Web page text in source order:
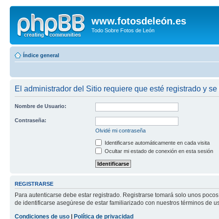
www.fotosdeleón.es
Todo Sobre Fotos de León
Índice general
El administrador del Sitio requiere que esté registrado y
Nombre de Usuario:
Contraseña:
Olvidé mi contraseña
Identificarse automáticamente en cada visita
Ocultar mi estado de conexión en esta sesión
REGISTRARSE
Para autenticarse debe estar registrado. Registrarse tomará solo unos
de identificarse asegúrese de estar familiarizado con nuestros términos de
Condiciones de uso
Política de privacidad